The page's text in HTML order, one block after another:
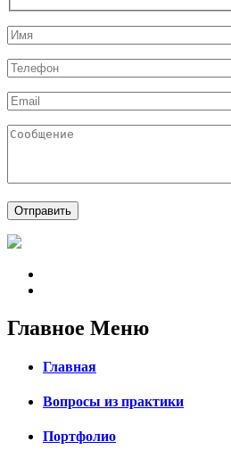
Главное Меню
Главная
Вопросы из практики
Портфолио